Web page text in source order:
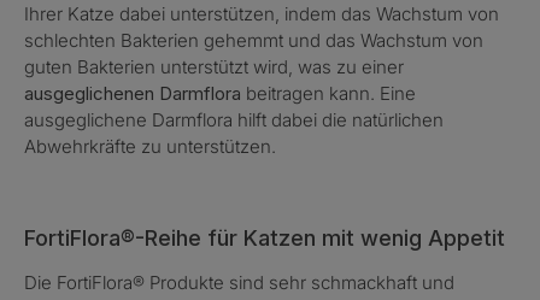
Ihrer Katze dabei unterstützen, indem das Wachstum von
schlechten Bakterien gehemmt und das Wachstum von
guten Bakterien unterstützt wird, was zu einer
ausgeglichenen Darmflora beitragen kann. Eine
ausgeglichene Darmflora hilft dabei die natürlichen
Abwehrkräfte zu unterstützen.
FortiFlora®-Reihe für Katzen mit wenig Appetit
Die FortiFlora® Produkte sind sehr schmackhaft und